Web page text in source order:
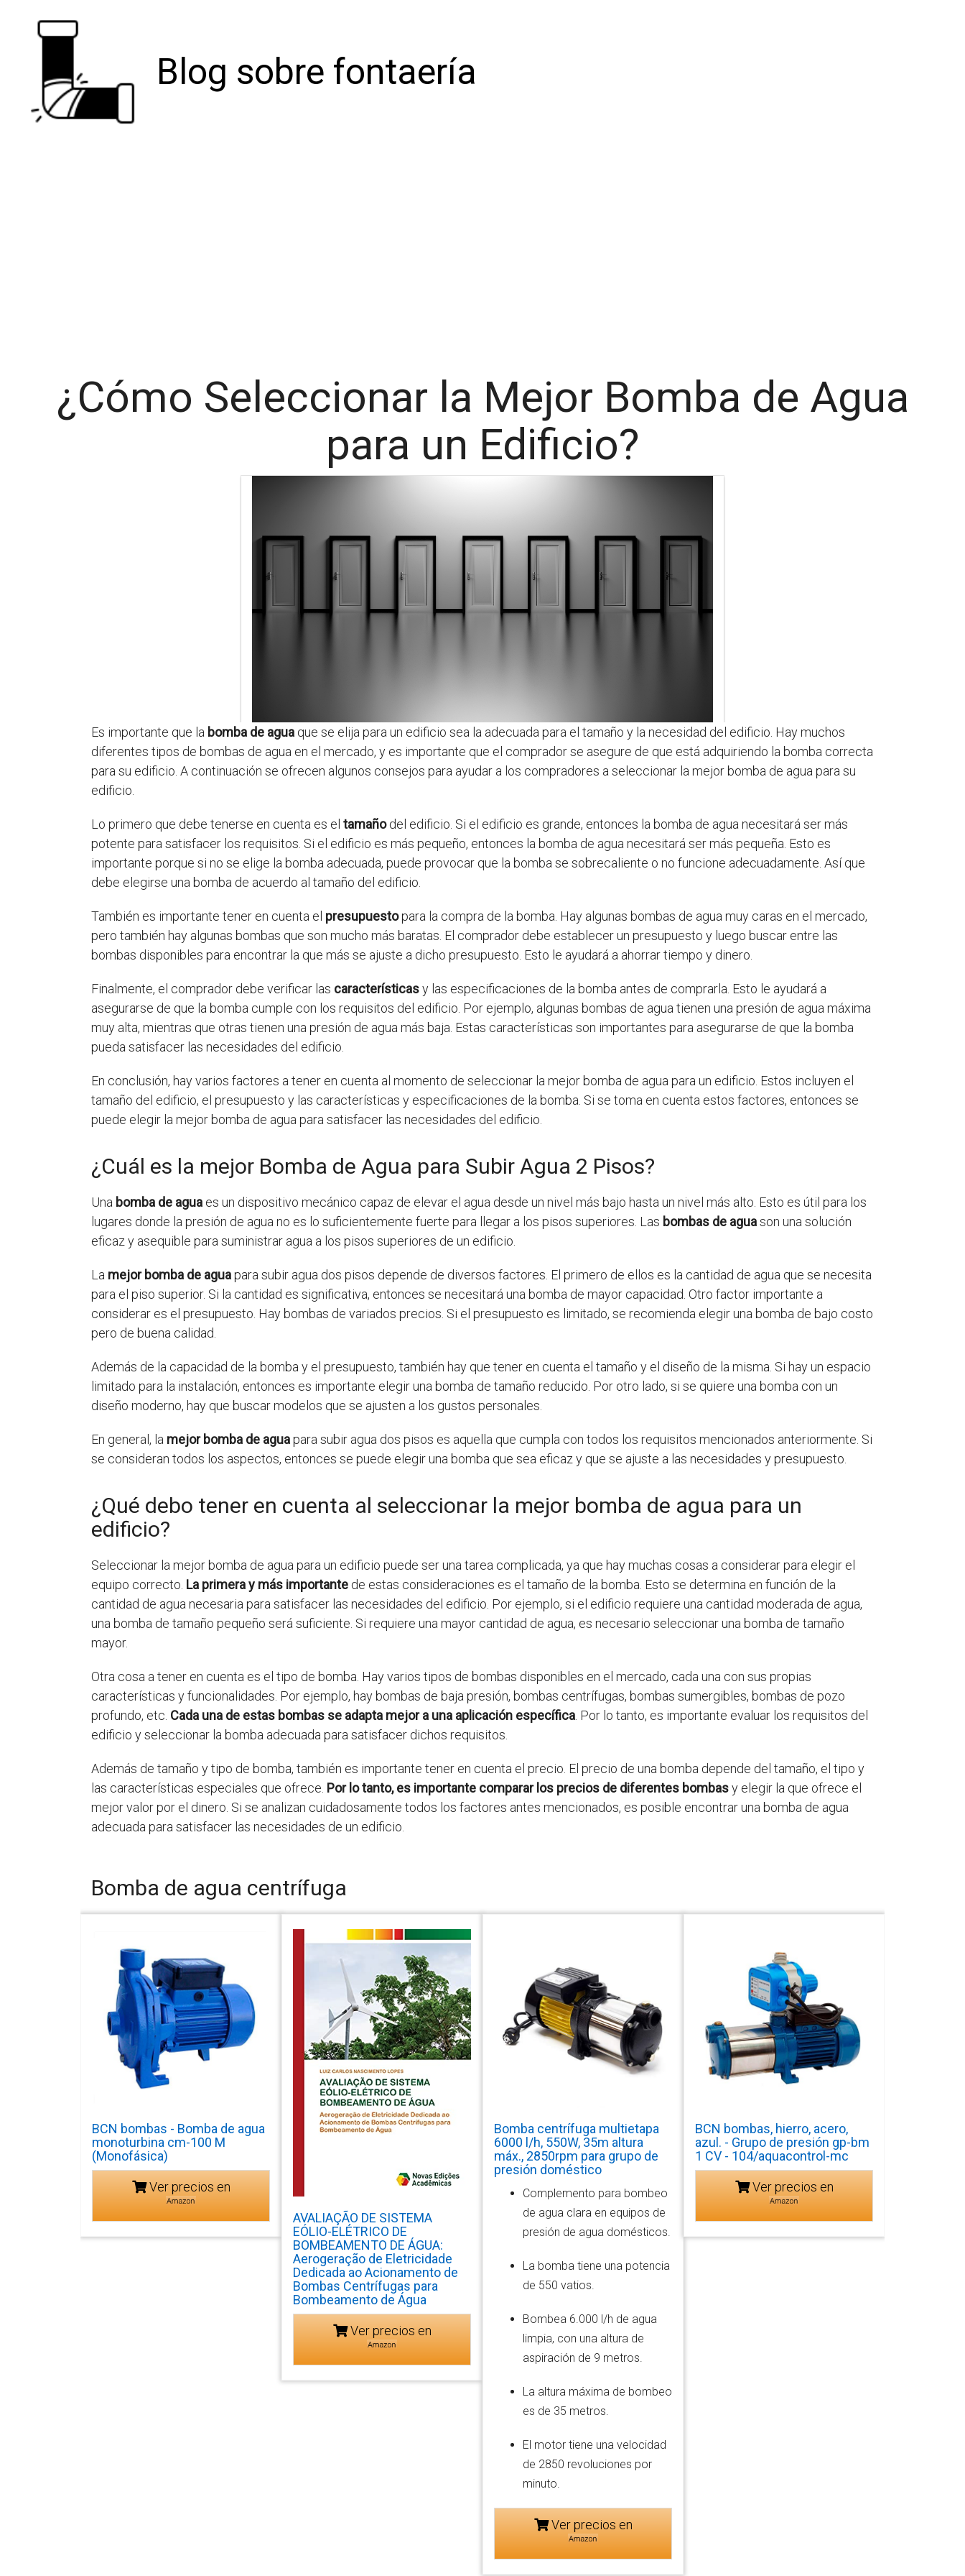
Blog sobre fontaería
¿Cómo Seleccionar la Mejor Bomba de Agua
para un Edificio?
Es importante que la bomba de agua que se elija para un edificio sea la adecuada para el tamaño y la necesidad del edificio. Hay muchos
diferentes tipos de bombas de agua en el mercado, y es importante que el comprador se asegure de que está adquiriendo la bomba correcta
para su edificio. A continuación se ofrecen algunos consejos para ayudar a los compradores a seleccionar la mejor bomba de agua para su
edificio.
Lo primero que debe tenerse en cuenta es el tamañodel edificio. Si el edificio es grande, entonces la bomba de agua necesitará ser más
potente para satisfacer los requisitos. Si el edificio es más pequeño, entonces la bomba de agua necesitará ser más pequeña. Esto es
importante porque si no se elige la bomba adecuada, puede provocar que la bomba se sobrecaliente o no funcione adecuadamente. Así que
debe elegirse una bomba de acuerdo al tamaño del edificio.
También es importante tener en cuenta el presupuestopara la compra de la bomba. Hay algunas bombas de agua muy caras en el mercado,
pero también hay algunas bombas que son mucho más baratas. El comprador debe establecer un presupuesto y luego buscar entre las
bombas disponibles para encontrar la que más se ajuste a dicho presupuesto. Esto le ayudará a ahorrar tiempo y dinero.
Finalmente, el comprador debe verificar las característicasy las especificaciones de la bomba antes de comprarla. Esto le ayudará a
asegurarse de que la bomba cumple con los requisitos del edificio. Por ejemplo, algunas bombas de agua tienen una presión de agua máxima
muy alta, mientras que otras tienen una presión de agua más baja. Estas características son importantes para asegurarse de que la bomba
pueda satisfacer las necesidades del edificio.
En conclusión, hay varios factores a tener en cuenta al momento de seleccionar la mejor bomba de agua para un edificio. Estos incluyen el
tamaño del edificio, el presupuesto y las características y especificaciones de la bomba. Si se toma en cuenta estos factores, entonces se
puede elegir la mejor bomba de agua para satisfacer las necesidades del edificio.
¿Cuál es la mejor Bomba de Agua para Subir Agua 2 Pisos?
Una bomba de agua es un dispositivo mecánico capaz de elevar el agua desde un nivel más bajo hasta un nivel más alto. Esto es útil para los
lugares donde la presión de agua no es lo suficientemente fuerte para llegar a los pisos superiores. Las bombas de aguason una solución
eficaz y asequible para suministrar agua a los pisos superiores de un edificio.
La mejor bomba de aguapara subir agua dos pisos depende de diversos factores. El primero de ellos es la cantidad de agua que se necesita
para el piso superior. Si la cantidad es significativa, entonces se necesitará una bomba de mayor capacidad. Otro factor importante a
considerar es el presupuesto. Hay bombas de variados precios. Si el presupuesto es limitado, se recomienda elegir una bomba de bajo costo
pero de buena calidad.
Además de la capacidad de la bomba y el presupuesto, también hay que tener en cuenta el tamaño y el diseño de la misma. Si hay un espacio
limitado para la instalación, entonces es importante elegir una bomba de tamaño reducido. Por otro lado, si se quiere una bomba con un
diseño moderno, hay que buscar modelos que se ajusten a los gustos personales.
En general, la mejor bomba de aguapara subir agua dos pisos es aquella que cumpla con todos los requisitos mencionados anteriormente. Si
se consideran todos los aspectos, entonces se puede elegir una bomba que sea eficaz y que se ajuste a las necesidades y presupuesto.
¿Qué debo tener en cuenta al seleccionar la mejor bomba de agua para un
edificio?
Seleccionar la mejor bomba de agua para un edificio puede ser una tarea complicada, ya que hay muchas cosas a considerar para elegir el
equipo correcto. La primera y más importante de estas consideraciones es el tamaño de la bomba. Esto se determina en función de la
cantidad de agua necesaria para satisfacer las necesidades del edificio. Por ejemplo, si el edificio requiere una cantidad moderada de agua,
una bomba de tamaño pequeño será suficiente. Si requiere una mayor cantidad de agua, es necesario seleccionar una bomba de tamaño
mayor.
Otra cosa a tener en cuenta es el tipo de bomba. Hay varios tipos de bombas disponibles en el mercado, cada una con sus propias
características y funcionalidades. Por ejemplo, hay bombas de baja presión, bombas centrífugas, bombas sumergibles, bombas de pozo
profundo, etc. Cada una de estas bombas se adapta mejor a una aplicación específica . Por lo tanto, es importante evaluar los requisitos del
edificio y seleccionar la bomba adecuada para satisfacer dichos requisitos.
Además de tamaño y tipo de bomba, también es importante tener en cuenta el precio. El precio de una bomba depende del tamaño, el tipo y
las características especiales que ofrece. Por lo tanto, es importante comparar los precios de diferentes bombasy elegir la que ofrece el
mejor valor por el dinero. Si se analizan cuidadosamente todos los factores antes mencionados, es posible encontrar una bomba de agua
adecuada para satisfacer las necesidades de un edificio.
Bomba de agua centrífuga
BCN bombas - Bomba de agua
monoturbina cm-100 M
(Monofásica)
Ver precios en
AVALIAÇÃO DE SISTEMA
EÓLIO-ELÉTRICO DE
BOMBEAMENTO DE ÁGUA:
Aerogeração de Eletricidade
Dedicada ao Acionamento de
Bombas Centrífugas para
Bombeamento de Água
Ver precios en
Bomba centrífuga multietapa
6000 l/h, 550W, 35m altura
máx., 2850rpm para grupo de
presión doméstico
Complemento para bombeo
de agua clara en equipos de
presión de agua domésticos.
La bomba tiene una potencia
de 550 vatios.
Bombea 6.000 l/h de agua
limpia, con una altura de
aspiración de 9 metros.
La altura máxima de bombeo
es de 35 metros.
El motor tiene una velocidad
de 2850 revoluciones por
minuto.
Ver precios en
BCN bombas, hierro, acero,
azul. - Grupo de presión gp-bm
1 CV - 104/aquacontrol-mc
Ver precios en